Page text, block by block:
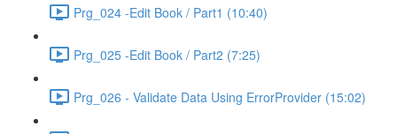
Prg_024 -Edit Book / Part1 (10:40)
Prg_025 -Edit Book / Part2 (7:25)
Prg_026 - Validate Data Using ErrorProvider (15:02)